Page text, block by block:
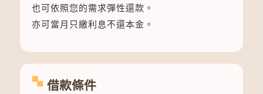
也可依照您的需求彈性還款。
亦可當月只繳利息不還本金。
借款條件